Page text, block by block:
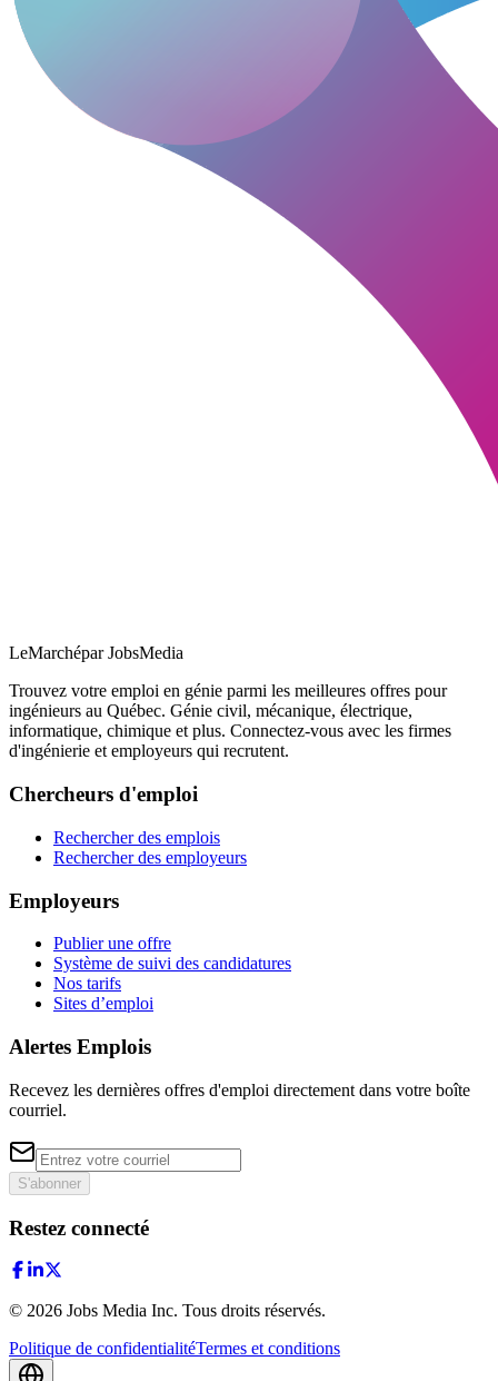
LeMarchépar JobsMedia
Trouvez votre emploi en génie parmi les meilleures offres pour
ingénieurs au Québec. Génie civil, mécanique, électrique,
informatique, chimique et plus. Connectez-vous avec les firmes
d'ingénierie et employeurs qui recrutent.
Chercheurs d'emploi
Rechercher des emplois
Rechercher des employeurs
Employeurs
Publier une offre
Système de suivi des candidatures
Nos tarifs
Sites d’emploi
Alertes Emplois
Recevez les dernières offres d'emploi directement dans votre boîte
courriel.
S'abonner
Restez connecté
© 2026 Jobs Media Inc. Tous droits réservés.
Politique de confidentialitéTermes et conditions